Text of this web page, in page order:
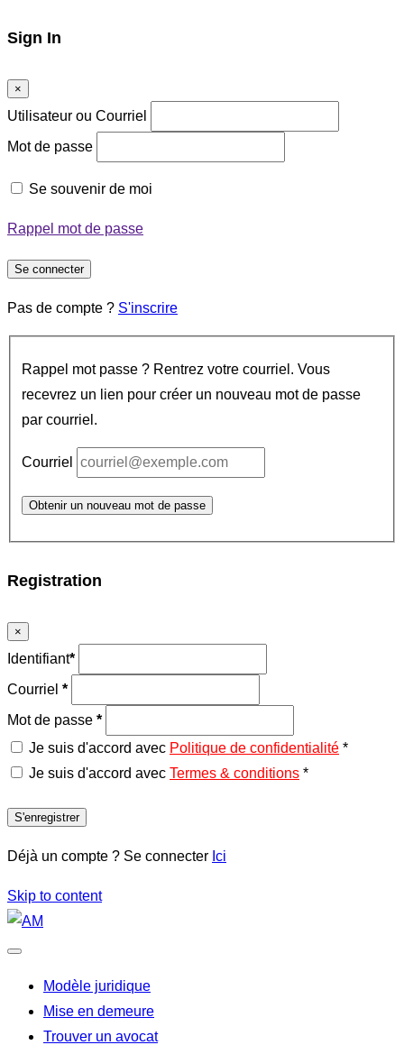
Sign In
×
Utilisateur ou Courriel
Mot de passe
Se souvenir de moi
Rappel mot de passe
Se connecter
Pas de compte ? S'inscrire
Rappel mot passe ? Rentrez votre courriel. Vous
recevrez un lien pour créer un nouveau mot de passe
par courriel.
Courriel
Obtenir un nouveau mot de passe
Registration
×
Identifiant*
Courriel *
Mot de passe *
Je suis d'accord avec Politique de confidentialité *
Je suis d'accord avec Termes & conditions *
S'enregistrer
Déjà un compte ? Se connecter Ici
Skip to content
Modèle juridique
Mise en demeure
Trouver un avocat